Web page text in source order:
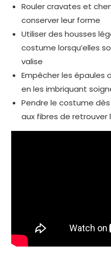
Rouler cravates et
conserver leur forme
Utiliser des housses
costume lorsqu’elles
valise
Empêcher les épaules
en les imbriquant
Pendre le costume
aux fibres de